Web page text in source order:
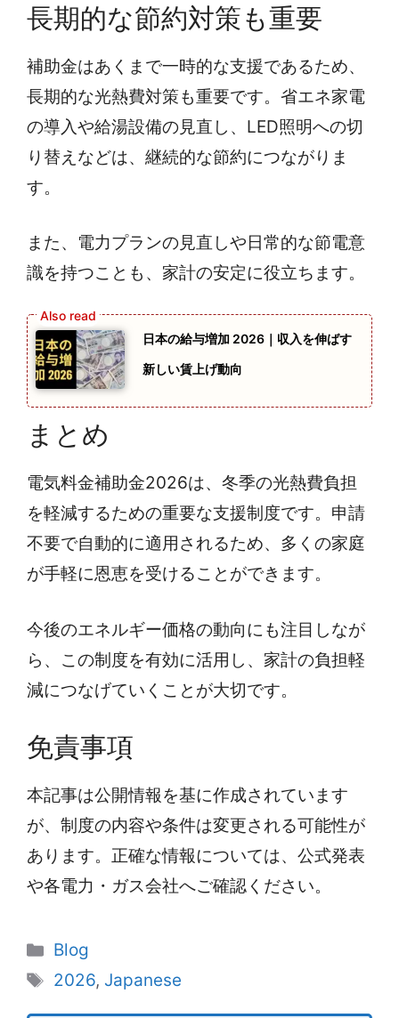
長期的な節約対策も重要
補助金はあくまで一時的な支援であるため、
長期的な光熱費対策も重要です。省エネ家電
の導入や給湯設備の見直し、LED照明への切
り替えなどは、継続的な節約につながりま
す。
また、電力プランの見直しや日常的な節電意
識を持つことも、家計の安定に役立ちます。
日本の給与増加 2026｜収入を伸ばす
新しい賃上げ動向
まとめ
電気料金補助金2026は、冬季の光熱費負担
を軽減するための重要な支援制度です。申請
不要で自動的に適用されるため、多くの家庭
が手軽に恩恵を受けることができます。
今後のエネルギー価格の動向にも注目しなが
ら、この制度を有効に活用し、家計の負担軽
減につなげていくことが大切です。
免責事項
本記事は公開情報を基に作成されています
が、制度の内容や条件は変更される可能性が
あります。正確な情報については、公式発表
や各電力・ガス会社へご確認ください。
Categories
Blog
Tags
2026, Japanese